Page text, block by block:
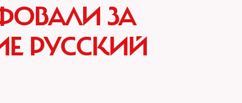
ЗА
РУССКИЙ